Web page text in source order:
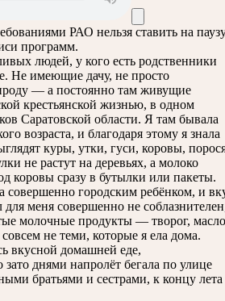
РАО нельзя ставить на
программ.
людей, у кого есть родственники
Не имеющие дачу, не просто
— а постоянно там живущие
крестьянской жизнью, в одном
Саратовской области. Я там бывала
возраста, и благодаря этому я знала
куры, утки, гуси, коровы,
не растут на деревьях, а молоко
коровы сразу в бутылки или пакеты.
совершенно городским ребёнком, и
меня совершенно не
молочные продукты — творог, масло
не теми, которые я ела дома.
вкусной домашней еде,
зато днями напролёт бегала по улице
братьями и сестрами, к концу лета